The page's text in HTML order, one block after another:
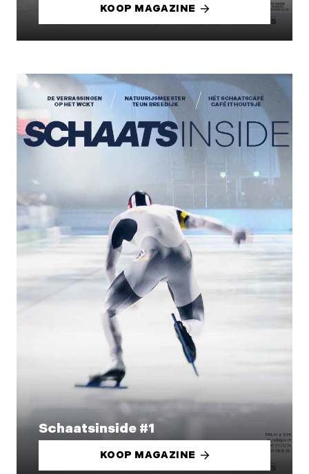
KOOP MAGAZINE
Schaatsinside #1
KOOP MAGAZINE